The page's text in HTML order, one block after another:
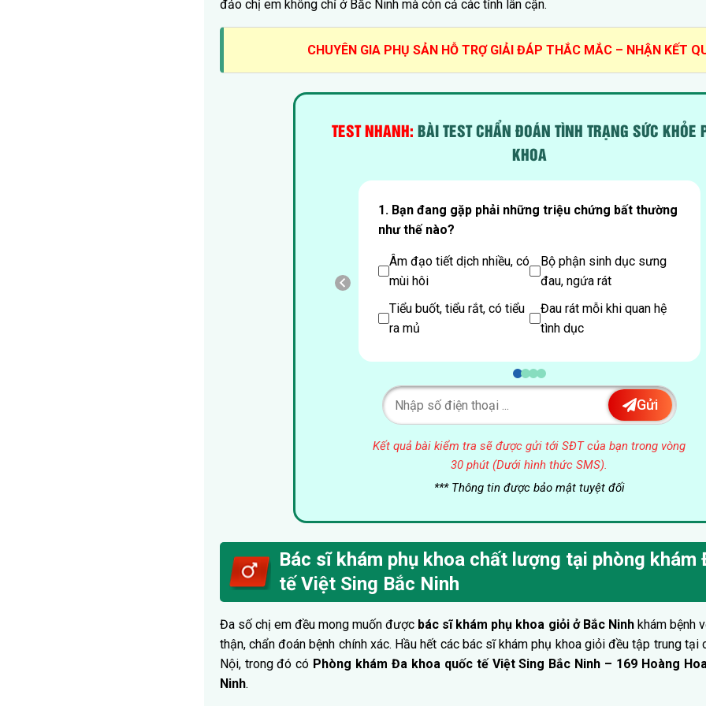
đảo chị em không chỉ ở Bắc Ninh mà còn cả các tỉnh lân cận.
CHUYÊN GIA PHỤ SẢN HỖ TRỢ GIẢI ĐÁP THẮC MẮC – NHẬN KẾT
TEST NHANH: BÀI TEST CHẨN ĐOÁN TÌNH TRẠNG SỨC KHỎE
KHOA
1. Bạn đang gặp phải những triệu chứng bất thường
như thế nào?
Âm đạo tiết dịch nhiều, có
mùi hôi
Bộ phận sinh dục sưng
đau, ngứa rát
Tiểu buốt, tiểu rắt, có tiểu
ra mủ
Đau rát mỗi khi quan hệ
tình dục
Gửi
Kết quả bài kiểm tra sẽ được gửi tới SĐT của bạn trong vòng
30 phút (Dưới hình thức SMS).
*** Thông tin được bảo mật tuyệt đối
Bác sĩ khám phụ khoa chất lượng tại phòng khám
tế Việt Sing Bắc Ninh
Đa số chị em đều mong muốn được bác sĩ khám phụ khoa giỏi ở Bắc Ninhkhám bệnh
thận, chẩn đoán bệnh chính xác. Hầu hết các bác sĩ khám phụ khoa giỏi đều tập trung tại
Nội, trong đó có Phòng khám Đa khoa quốc tế Việt Sing Bắc Ninh – 169 Hoàng
Ninh.